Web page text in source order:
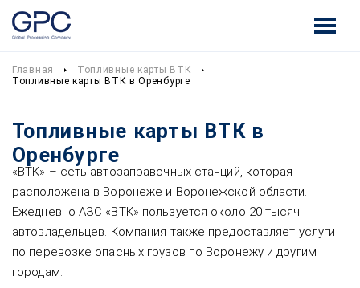
Главная
Топливные карты ВТК
Топливные карты ВТК в Оренбурге
Топливные карты ВТК в
Оренбурге
«ВТК» – сеть автозаправочных станций, которая
расположена в Воронеже и Воронежской области.
Ежедневно АЗС «ВТК» пользуется около 20 тысяч
автовладельцев. Компания также предоставляет услуги
по перевозке опасных грузов по Воронежу и другим
городам.